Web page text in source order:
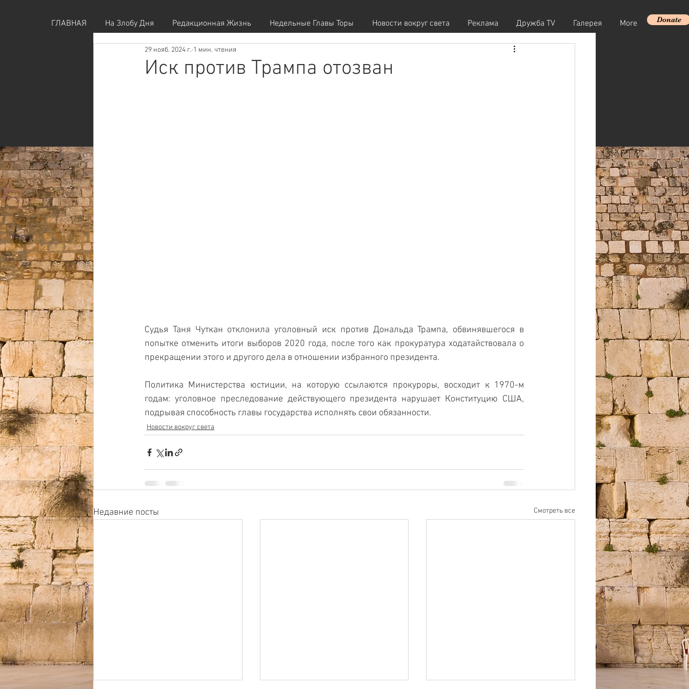
ГЛАВНАЯ На Злобу Дня Редакционная Жизнь Недельные Главы Торы Новости вокруг света Реклама Дружба TV Галерея More Donate
Иск против Трампа отозван
29 нояб. 2024 г. 1 мин. чтения
Судья Таня Чуткан отклонила уголовный иск против Дональда Трампа, обвинявшегося в
попытке отменить итоги выборов 2020 года, после того как прокуратура ходатайствовала о
прекращении этого и другого дела в отношении избранного президента.
Политика Министерства юстиции, на которую ссылаются прокуроры, восходит к 1970-м
годам: уголовное преследование действующего президента нарушает Конституцию США,
подрывая способность главы государства исполнять свои обязанности.
Новости вокруг света
Недавние посты Смотреть все